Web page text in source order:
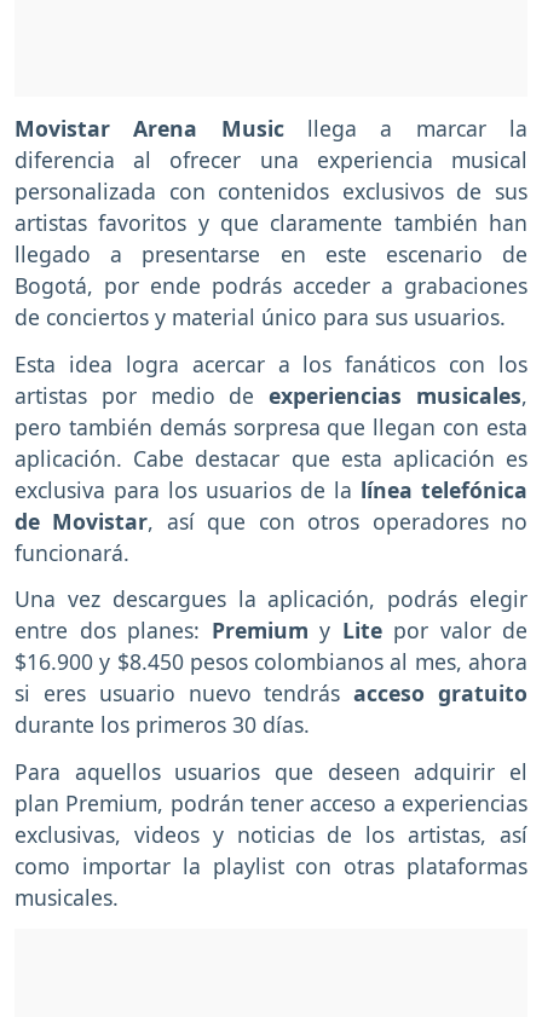
Movistar Arena Music llega a marcar la
diferencia al ofrecer una experiencia musical
personalizada con contenidos exclusivos de sus
artistas favoritos y que claramente también han
llegado a presentarse en este escenario de
Bogotá, por ende podrás acceder a grabaciones
de conciertos y material único para sus usuarios.
Esta idea logra acercar a los fanáticos con los
artistas por medio de experiencias musicales,
pero también demás sorpresa que llegan con esta
aplicación. Cabe destacar que esta aplicación es
exclusiva para los usuarios de la línea telefónica
de Movistar, así que con otros operadores no
funcionará.
Una vez descargues la aplicación, podrás elegir
entre dos planes: Premium y Lite por valor de
$16.900 y $8.450 pesos colombianos al mes, ahora
si eres usuario nuevo tendrás acceso gratuito
durante los primeros 30 días.
Para aquellos usuarios que deseen adquirir el
plan Premium, podrán tener acceso a experiencias
exclusivas, videos y noticias de los artistas, así
como importar la playlist con otras plataformas
musicales.